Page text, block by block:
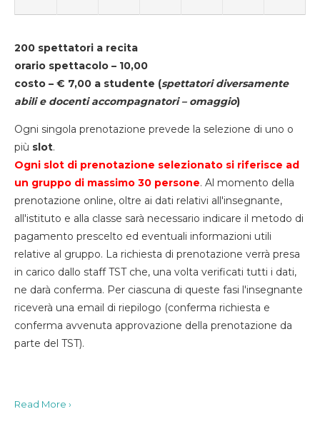
200 spettatori a recita
orario spettacolo – 10,00
costo – € 7,00 a studente (spettatori diversamente
abili e docenti accompagnatori – omaggio)
Ogni singola prenotazione prevede la selezione di uno o
più slot.
Ogni slot di prenotazione selezionato si riferisce ad
un gruppo di massimo 30 persone. Al momento della
prenotazione online, oltre ai dati relativi all'insegnante,
all'istituto e alla classe sarà necessario indicare il metodo di
pagamento prescelto ed eventuali informazioni utili
relative al gruppo. La richiesta di prenotazione verrà presa
in carico dallo staff TST che, una volta verificati tutti i dati,
ne darà conferma. Per ciascuna di queste fasi l'insegnante
riceverà una email di riepilogo (conferma richiesta e
conferma avvenuta approvazione della prenotazione da
parte del TST).
Read More ›